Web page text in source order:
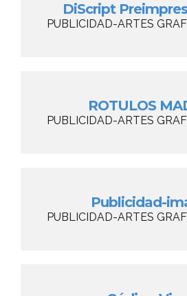
DiScript
PUBLICIDAD-ARTES
ROTULOS
PUBLICIDAD-ARTES
Publicidad-
PUBLICIDAD-ARTES